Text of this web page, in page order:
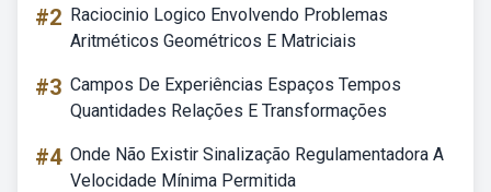
#2 Raciocinio Logico Envolvendo Problemas
Aritméticos Geométricos E Matriciais
#3 Campos De Experiências Espaços Tempos
Quantidades Relações E Transformações
#4 Onde Não Existir Sinalização Regulamentadora A
Velocidade Mínima Permitida